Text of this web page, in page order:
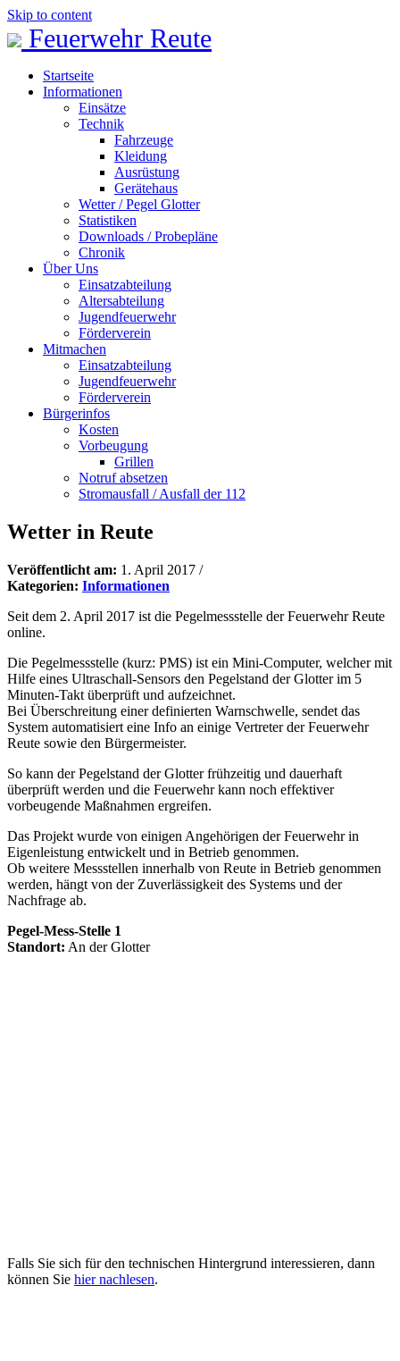
Skip to content
Feuerwehr Reute
Startseite
Informationen
Einsätze
Technik
Fahrzeuge
Kleidung
Ausrüstung
Gerätehaus
Wetter / Pegel Glotter
Statistiken
Downloads / Probepläne
Chronik
Über Uns
Einsatzabteilung
Altersabteilung
Jugendfeuerwehr
Förderverein
Mitmachen
Einsatzabteilung
Jugendfeuerwehr
Förderverein
Bürgerinfos
Kosten
Vorbeugung
Grillen
Notruf absetzen
Stromausfall / Ausfall der 112
Wetter in Reute
Veröffentlicht am: 1. April 2017 /
Kategorien: Informationen
Seit dem 2. April 2017 ist die Pegelmessstelle der Feuerwehr Reute
online.
Die Pegelmessstelle (kurz: PMS) ist ein Mini-Computer, welcher mit
Hilfe eines Ultraschall-Sensors den Pegelstand der Glotter im 5
Minuten-Takt überprüft und aufzeichnet.
Bei Überschreitung einer definierten Warnschwelle, sendet das
System automatisiert eine Info an einige Vertreter der Feuerwehr
Reute sowie den Bürgermeister.
So kann der Pegelstand der Glotter frühzeitig und dauerhaft
überprüft werden und die Feuerwehr kann noch effektiver
vorbeugende Maßnahmen ergreifen.
Das Projekt wurde von einigen Angehörigen der Feuerwehr in
Eigenleistung entwickelt und in Betrieb genommen.
Ob weitere Messstellen innerhalb von Reute in Betrieb genommen
werden, hängt von der Zuverlässigkeit des Systems und der
Nachfrage ab.
Pegel-Mess-Stelle 1
Standort: An der Glotter
Falls Sie sich für den technischen Hintergrund interessieren, dann
können Sie hier nachlesen.